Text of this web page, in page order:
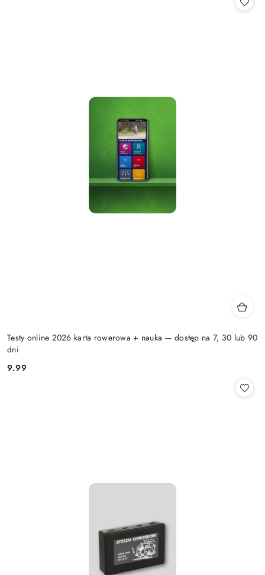
Testy online 2026 karta rowerowa + nauka — dostęp na 7, 30 lub 90
dni
Cena:
9.99